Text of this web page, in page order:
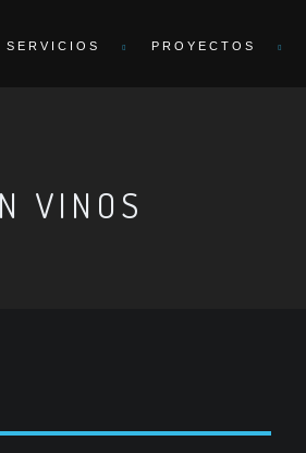
SERVICIOS PROYECTOS
VINOS